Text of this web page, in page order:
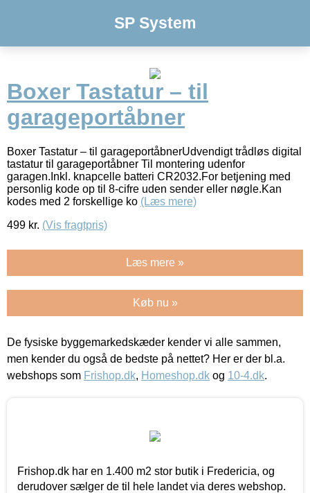
SP System
Boxer Tastatur – til
garageportåbner
Boxer Tastatur – til garageportåbnerUdvendigt trådløs digital
tastatur til garageportåbner Til montering udenfor
garagen.Inkl. knapcelle batteri CR2032.For betjening med
personlig kode op til 8-cifre uden sender eller nøgle.Kan
kodes med 2 forskellige ko (Læs mere)
499 kr. (Vis fragtpris)
Læs mere »
Køb nu »
De fysiske byggemarkedskæder kender vi alle sammen,
men kender du også de bedste på nettet? Her er der bl.a.
webshops som Frishop.dk, Homeshop.dk og 10-4.dk.
Frishop.dk har en 1.400 m2 stor butik i Fredericia, og
derudover sælger de til hele landet via deres webshop.